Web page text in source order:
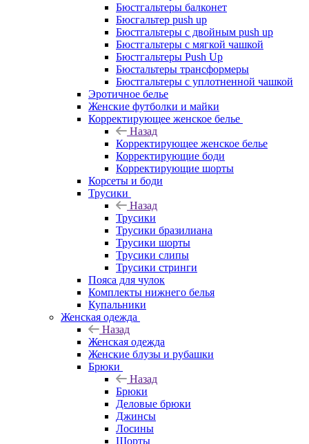
Бюстгальтеры балконет
Бюсгальтер push up
Бюстгальтеры с двойным push up
Бюстгальтеры с мягкой чашкой
Бюстгальтеры Push Up
Бюстальтеры трансформеры
Бюстгальтеры с уплотненной чашкой
Эротичное белье
Женские футболки и майки
Корректирующее женское белье
Назад
Корректирующее женское белье
Корректирующие боди
Корректирующие шорты
Корсеты и боди
Трусики
Назад
Трусики
Трусики бразилиана
Трусики шорты
Трусики слипы
Трусики стринги
Пояса для чулок
Комплекты нижнего белья
Купальники
Женская одежда
Назад
Женская одежда
Женские блузы и рубашки
Брюки
Назад
Брюки
Деловые брюки
Джинсы
Лосины
Шорты